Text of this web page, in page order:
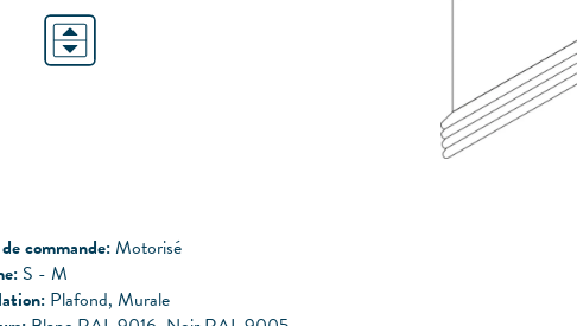
commande:Motorisé
S - M
Plafond, Murale